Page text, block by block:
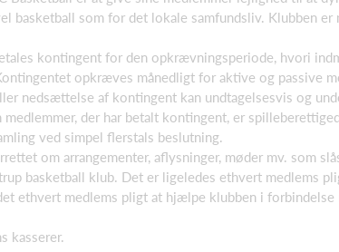
basketball som for det lokale samfundsliv. Klubben er
kontingent for den opkrævningsperiode, hvori
opkræves månedligt for aktive og passive
nedsættelse af kontingent kan undtagelsesvis og
der har betalt kontingent, er
ved simpel flerstals beslutning.
om arrangementer, aflysninger, møder mv. som
basketball klub. Det er ligeledes ethvert medlems
ethvert medlems pligt at hjælpe klubben i
kasserer.